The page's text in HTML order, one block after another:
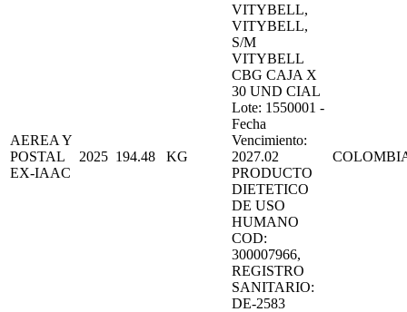
AEREA Y
POSTAL
EX-IAAC
2025 194.48 KG
VITYBELL,
VITYBELL,
S/M
VITYBELL
CBG CAJA X
30 UND CIAL
Lote: 1550001 -
Fecha
Vencimiento:
2027.02
PRODUCTO
DIETETICO
DE USO
HUMANO
COD:
300007966,
REGISTRO
SANITARIO:
DE-2583